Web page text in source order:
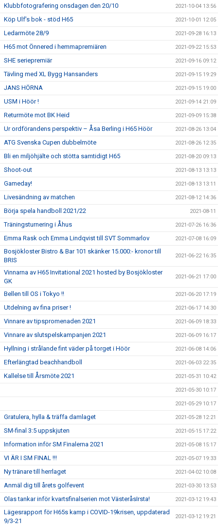
Klubbfotografering onsdagen den 20/10 2021-10-04 13:56
Köp Ulf’s bok - stöd H65 2021-10-01 12:05
Ledarmöte 28/9 2021-09-28 16:13
H65 mot Önnered i hemmapremiären 2021-09-22 15:53
SHE seriepremiär 2021-09-16 09:12
Tävling med XL Bygg Hansanders 2021-09-15 19:29
JANS HÖRNA 2021-09-15 19:00
USM i Höör ! 2021-09-14 21:09
Returmöte mot BK Heid 2021-09-09 15:38
Ur ordförandens perspektiv – Åsa Berling i H65 Höör 2021-08-26 13:04
ATG Svenska Cupen dubbelmöte 2021-08-26 12:35
Bli en miljöhjälte och stötta samtidigt H65 2021-08-20 09:13
Shoot-out 2021-08-13 13:13
Gameday! 2021-08-13 13:11
Livesändning av matchen 2021-08-12 14:36
Börja spela handboll 2021/22 2021-08-11
Träningsturnering i Åhus 2021-07-26 16:36
Emma Rask och Emma Lindqvist till SVT Sommarlov 2021-07-08 16:09
Bosjökloster Bistro & Bar 101 skänker 15.000:- kronor till
BRIS
2021-06-22 16:35
Vinnarna av H65 Invitational 2021 hosted by Bosjökloster
GK
2021-06-21 17:00
Bellen till OS i Tokyo !! 2021-06-20 17:19
Utdelning av fina priser ! 2021-06-17 14:30
Vinnare av tipspromenaden 2021 2021-06-09 18:33
Vinnare av slutspelskampanjen 2021 2021-06-09 16:17
Hyllning i strålande fint väder på torget i Höör 2021-06-08 14:06
Efterlängtad beachhandboll 2021-06-03 22:35
Kallelse till Årsmöte 2021 2021-05-31 10:42
2021-05-30 10:17
2021-05-29 10:17
Gratulera, hylla & träffa damlaget 2021-05-28 12:21
SM-final 3:5 uppskjuten 2021-05-15 17:22
Information inför SM Finalerna 2021 2021-05-08 15:17
VI ÄR I SM FINAL !!! 2021-05-07 19:33
Ny tränare till herrlaget 2021-04-02 10:08
Anmäl dig till årets golfevent 2021-03-30 13:53
Olas tankar inför kvartsfinalserien mot VästeråsIrsta! 2021-03-12 19:43
Lägesrapport för H65s kamp i COVID-19krisen, uppdaterad
9/3-21
2021-03-12 19:21